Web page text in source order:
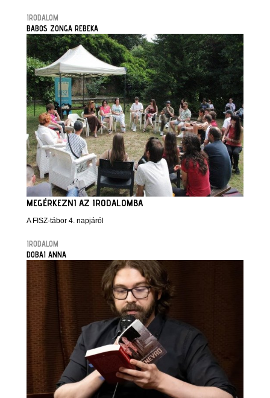
IRODALOM
BABOS ZONGA REBEKA
MEGÉRKEZNI AZ IRODALOMBA
A FISZ-tábor 4. napjáról
IRODALOM
DOBAI ANNA